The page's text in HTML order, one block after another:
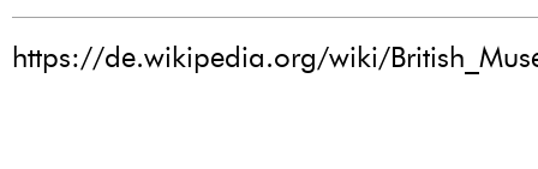
https://de.wikipedia.org/wiki/